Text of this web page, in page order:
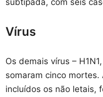
Vírus
Os demais vírus –
somaram cinco
incluídos os não letais,